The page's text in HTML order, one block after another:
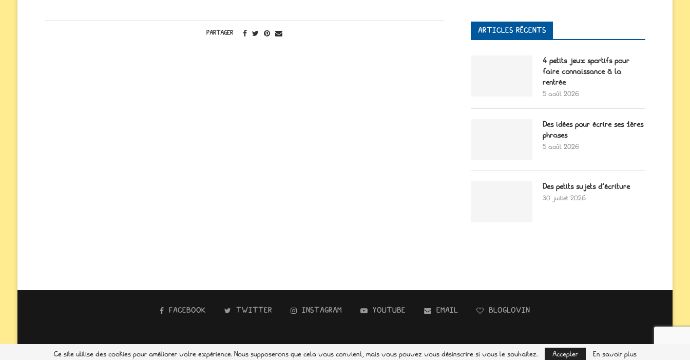
PARTAGER ARTICLES RÉCENTS
4 petits jeux sportifs pour
faire connaissance à la
rentrée
5 août 2026
Des idées pour écrire ses 1ères
phrases
5 août 2026
Des petits sujets d’écriture
30 juillet 2026
FACEBOOK TWITTER INSTAGRAM YOUTUBE EMAIL BLOGLOVIN
@2021 - Tous droits réservés. Designed and Developed by pour la Trousse de Soblèle
Ce site utilise des cookies pour améliorer votre expérience. Nous supposerons que cela vous convient, mais vous pouvez vous désinscrire si vous le souhaitez. Accepter En savoir plus